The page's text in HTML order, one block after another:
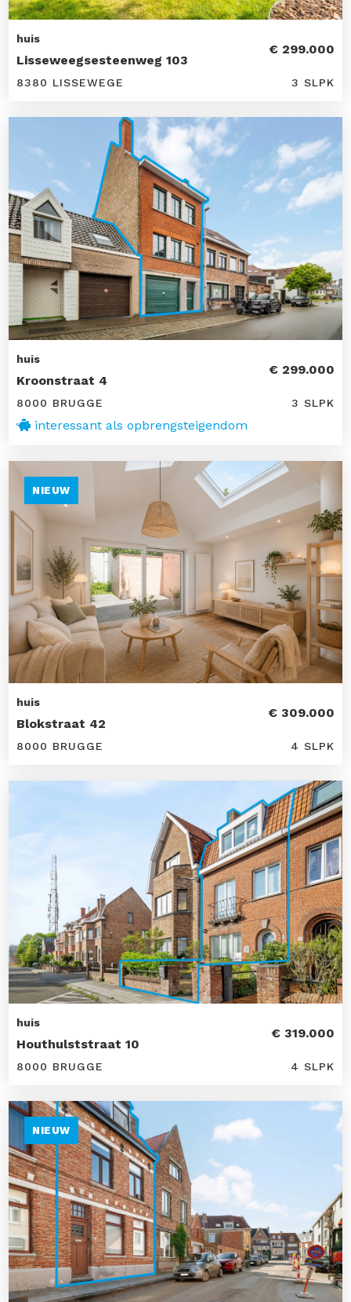
huis
Lisseweegsesteenweg 103
€ 299.000
8380 LISSEWEGE 3 SLPK
huis
Kroonstraat 4
€ 299.000
8000 BRUGGE 3 SLPK
interessant als opbrengsteigendom
NIEUW
huis
Blokstraat 42
€ 309.000
8000 BRUGGE 4 SLPK
huis
Houthulststraat 10
€ 319.000
8000 BRUGGE 4 SLPK
NIEUW